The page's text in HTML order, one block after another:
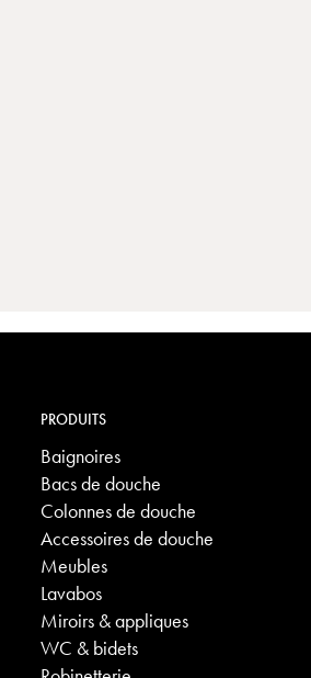
PRODUITS
Baignoires
Bacs de douche
Colonnes de douche
Accessoires de douche
Meubles
Lavabos
Miroirs & appliques
WC & bidets